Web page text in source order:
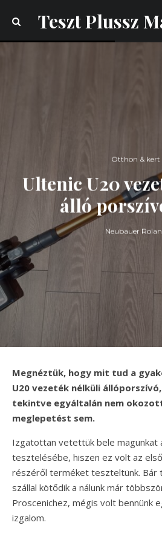
Teszt Plussz
Otthon & kert
Ultenic U20
álló
Neubauer
Megnéztük, hogy mit tud a
U20 vezeték nélküli
tekintve egyáltalán nem
meglepetést sem.
Izgatottan vetettük bele magunkat
tesztelésébe, hiszen ez volt az
részéről terméket teszteltünk. Bár
szállal kötődik a nálunk már
Proscenichez, mégis volt bennünk
izgalom.